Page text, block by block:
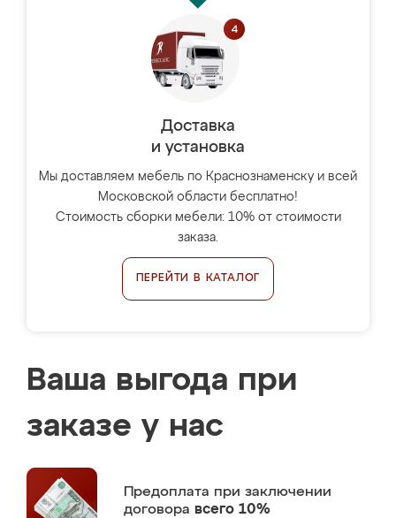
Доставка
и установка
Мы доставляем мебель по Краснознаменску и всей
Московской области бесплатно!
Стоимость сборки мебели: 10% от стоимости
заказа.
ПЕРЕЙТИ В КАТАЛОГ
Ваша выгода при
заказе у нас
Предоплата при заключении
договора всего 10%